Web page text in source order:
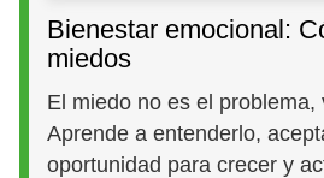
Bienestar emocional:
miedos
El miedo no es el problema,
Aprende a entenderlo,
oportunidad para crecer y